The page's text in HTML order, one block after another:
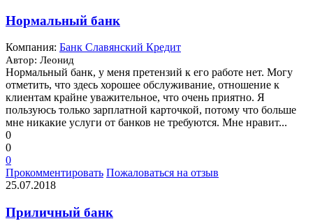
Нормальный банк
Компания: Банк Славянский Кредит
Автор: Леонид
Нормальный банк, у меня претензий к его работе нет. Могу
отметить, что здесь хорошее обслуживание, отношение к
клиентам крайне уважительное, что очень приятно. Я
пользуюсь только зарплатной карточкой, потому что больше
мне никакие услуги от банков не требуются. Мне нравит...
0
0
0
Прокомментировать Пожаловаться на отзыв
25.07.2018
Приличный банк